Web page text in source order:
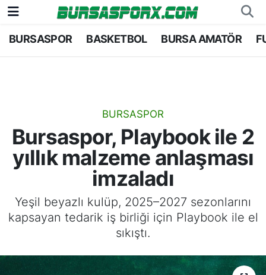
BURSASPOR BASKETBOL BURSA AMATÖR
BURSASPOR
Bursaspor, Playbook ile 2
yıllık malzeme anlaşması
imzaladı
Yeşil beyazlı kulüp, 2025–2027 sezonlarını
kapsayan tedarik iş birliği için Playbook ile el
sıkıştı.
Bursaspor
Bursa Amatör
Hentbol
Voleybol
Genel
Bursa Nöbetçi Eczaneler
Bursa Trafik Yoğunluk Haritası
TFF 1.Lig Puan Durumu ve Fikstür
Tüm Manşetler
Son Dakika Haberleri
Haber Arşivi